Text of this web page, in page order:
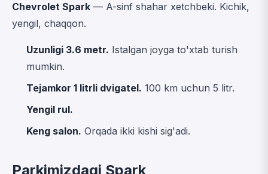
Chevrolet Spark — A-sinf shahar xetchbeki. Kichik,
yengil, chaqqon.
Uzunligi 3.6 metr. Istalgan joyga to'xtab turish
mumkin.
Tejamkor 1 litrli dvigatel. 100 km uchun 5 litr.
Yengil rul.
Keng salon. Orqada ikki kishi sig'adi.
Parkimizdagi Spark